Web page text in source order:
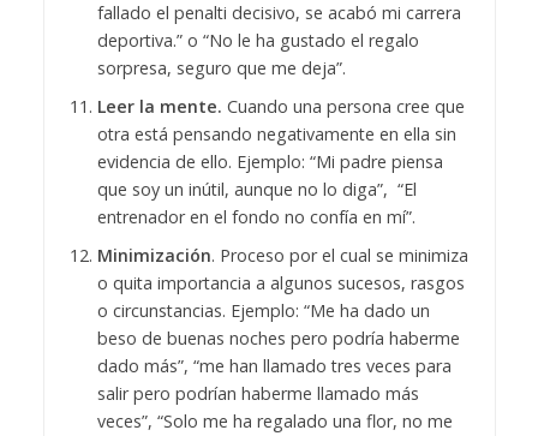
fallado el penalti decisivo, se acabó mi carrera
deportiva.” o “No le ha gustado el regalo
sorpresa, seguro que me deja”.
Leer la mente. Cuando una persona cree que
otra está pensando negativamente en ella sin
evidencia de ello. Ejemplo: “Mi padre piensa
que soy un inútil, aunque no lo diga”, “El
entrenador en el fondo no confía en mí”.
Minimización. Proceso por el cual se minimiza
o quita importancia a algunos sucesos, rasgos
o circunstancias. Ejemplo: “Me ha dado un
beso de buenas noches pero podría haberme
dado más”, “me han llamado tres veces para
salir pero podrían haberme llamado más
veces”, “Solo me ha regalado una flor, no me